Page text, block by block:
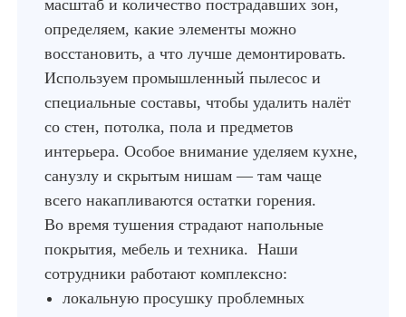
масштаб и количество пострадавших зон,
определяем, какие элементы можно
восстановить, а что лучше демонтировать.
Используем промышленный пылесос и
специальные составы, чтобы удалить налёт
со стен, потолка, пола и предметов
интерьера. Особое внимание уделяем кухне,
санузлу и скрытым нишам — там чаще
всего накапливаются остатки горения.
Во время тушения страдают напольные
покрытия, мебель и техника. Наши
сотрудники работают комплексно:
локальную просушку проблемных